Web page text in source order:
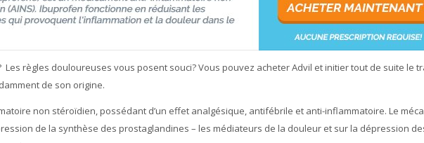
Les règles douloureuses vous posent souci? Vous pouvez acheter Advil et initier tout de suite le
de son origine.
non stéroïdien, possédant d’un effet analgésique, antifébrile et anti-inflammatoire. Le
de la synthèse des prostaglandines – les médiateurs de la douleur et sur la dépression